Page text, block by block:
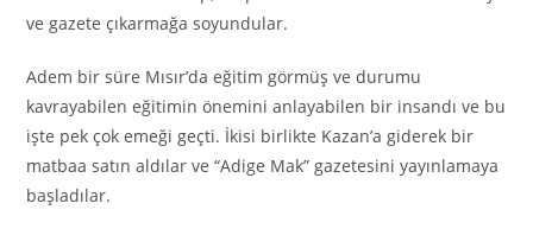
ve gazete çıkarmağa soyundular.
Adem bir süre Mısır’da eğitim görmüş ve durumu
kavrayabilen eğitimin önemini anlayabilen bir insandı ve bu
işte pek çok emeği geçti. İkisi birlikte Kazan’a giderek bir
matbaa satın aldılar ve “Adige Mak” gazetesini yayınlamaya
başladılar.